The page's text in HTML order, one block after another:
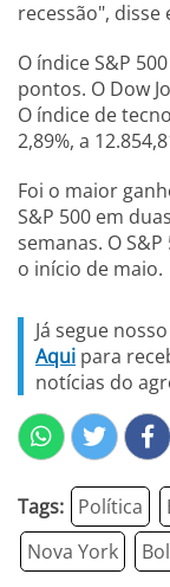
recessão", disse
O índice S&P
pontos. O Dow
O índice de
2,89%, a
Foi o maior
S&P 500 em
semanas. O
o início de maio.
Já segue
Aqui para
notícias do
Tags: Política
Nova York